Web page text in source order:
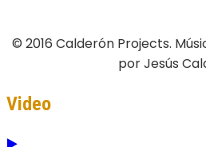
© 2016 Calderón Projects.
por Jesús
Video